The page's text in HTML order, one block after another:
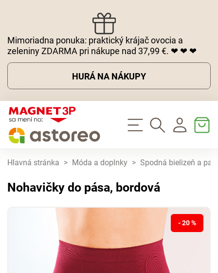
Mimoriadna ponuka: praktický krájač ovocia a
zeleniny ZDARMA pri nákupe nad 37,99 €. ❤ ❤ ❤
HURÁ NA NÁKUPY
Hlavná stránka > Móda a doplnky > Spodná bielizeň a
Nohavičky do pása, bordová
- 20 %